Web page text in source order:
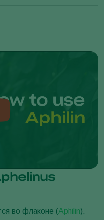
во флаконе (Aphilin).